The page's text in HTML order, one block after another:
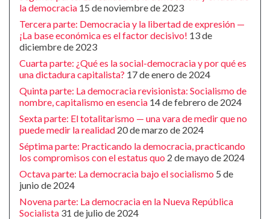
la democracia 15 de noviembre de 2023
Tercera parte: Democracia y la libertad de expresión —
¡La base económica es el factor decisivo! 13 de
diciembre de 2023
Cuarta parte: ¿Qué es la social-democracia y por qué es
una dictadura capitalista? 17 de enero de 2024
Quinta parte: La democracia revisionista: Socialismo de
nombre, capitalismo en esencia 14 de febrero de 2024
Sexta parte: El totalitarismo — una vara de medir que no
puede medir la realidad 20 de marzo de 2024
Séptima parte: Practicando la democracia, practicando
los compromisos con el estatus quo 2 de mayo de 2024
Octava parte: La democracia bajo el socialismo 5 de
junio de 2024
Novena parte: La democracia en la Nueva República
Socialista 31 de julio de 2024